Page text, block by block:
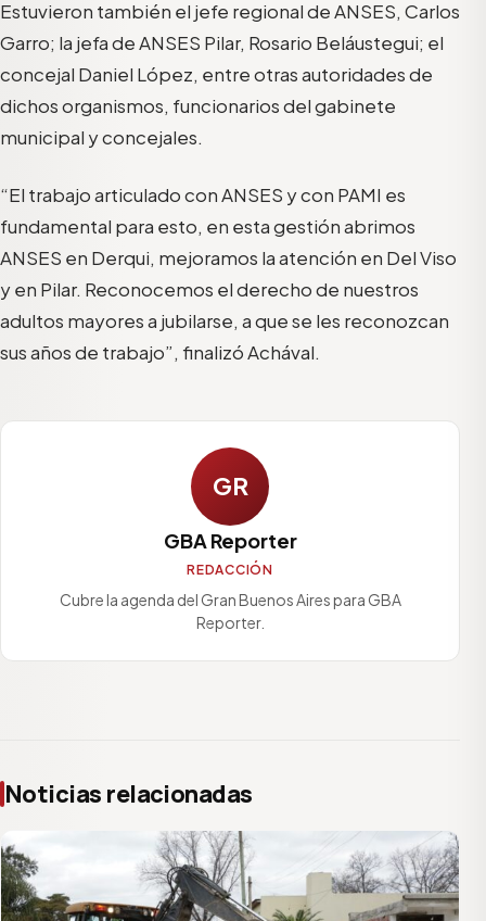
Estuvieron también el jefe regional de ANSES, Carlos
Garro; la jefa de ANSES Pilar, Rosario Beláustegui; el
concejal Daniel López, entre otras autoridades de
dichos organismos, funcionarios del gabinete
municipal y concejales.
“El trabajo articulado con ANSES y con PAMI es
fundamental para esto, en esta gestión abrimos
ANSES en Derqui, mejoramos la atención en Del Viso
y en Pilar. Reconocemos el derecho de nuestros
adultos mayores a jubilarse, a que se les reconozcan
sus años de trabajo”, finalizó Achával.
GR
GBA Reporter
REDACCIÓN
Cubre la agenda del Gran Buenos Aires para GBA
Reporter.
Noticias relacionadas